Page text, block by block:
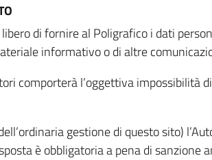
di fornire al Poligrafico i dati
informativo o di altre
comporterà l’oggettiva impossibilità
gestione di questo sito)
è obbligatoria a pena di sanzione